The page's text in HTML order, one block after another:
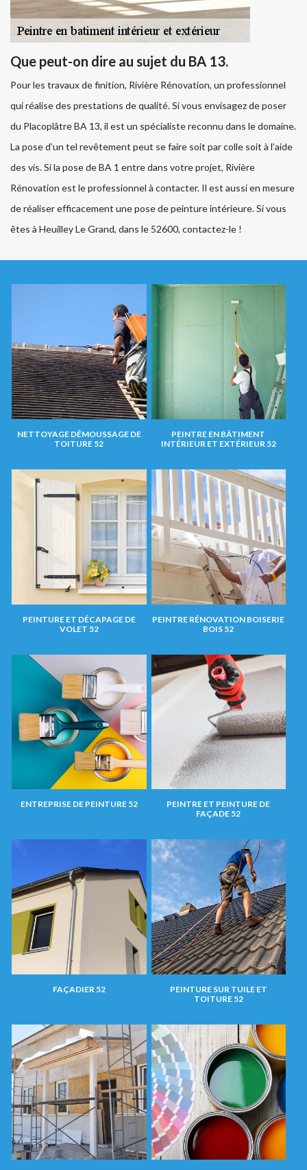
Que peut-on dire au sujet du BA 13.
Pour les travaux de finition, Rivière Rénovation, un professionnel
qui réalise des prestations de qualité. Si vous envisagez de poser
du Placoplâtre BA 13, il est un spécialiste reconnu dans le domaine.
La pose d’un tel revêtement peut se faire soit par colle soit à l’aide
des vis. Si la pose de BA 1 entre dans votre projet, Rivière
Rénovation est le professionnel à contacter. Il est aussi en mesure
de réaliser efficacement une pose de peinture intérieure. Si vous
êtes à Heuilley Le Grand, dans le 52600, contactez-le !
NETTOYAGE DÉMOUSSAGE DE
TOITURE 52
PEINTRE EN BÂTIMENT
INTÉRIEUR ET EXTÉRIEUR 52
PEINTURE ET DÉCAPAGE DE
VOLET 52
PEINTRE RÉNOVATION BOISERIE
BOIS 52
ENTREPRISE DE PEINTURE 52
PEINTRE ET PEINTURE DE
FAÇADE 52
FAÇADIER 52
PEINTURE SUR TUILE ET
TOITURE 52